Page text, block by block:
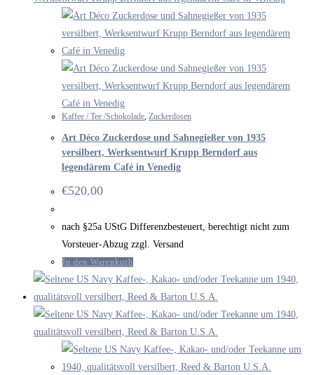
Kaffee / Tee /Schokolade, Zuckerdosen
Art Déco Zuckerdose und Sahnegießer von 1935
versilbert, Werksentwurf Krupp Berndorf aus
legendärem Café in Venedig
€520.00
nach §25a UStG Differenzbesteuert, berechtigt nicht zum
Vorsteuer-Abzug zzgl. Versand
In den Warenkorb